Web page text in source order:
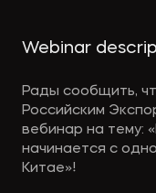
Webinar
Рады сообщить,
Российским
вебинар на тему:
начинается с
Китае»!